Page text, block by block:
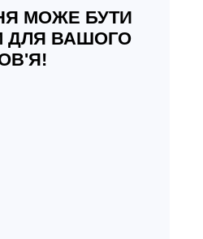
МОЖЕ БУТИ
ДЛЯ ВАШОГО